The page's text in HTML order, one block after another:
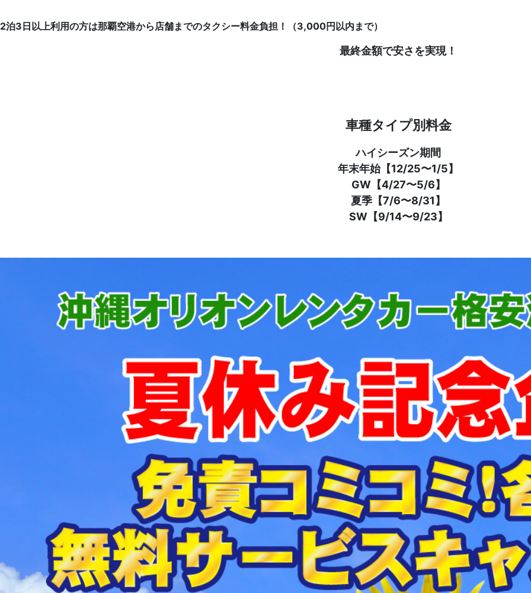
2泊3日以上利用の方は那覇空港から店舗までのタクシー料金負担！（3,000円以内まで）
最終金額で安さを実現！
車種タイプ別料金
ハイシーズン期間
年末年始【12/25〜1/5】
GW【4/27〜5/6】
夏季【7/6〜8/31】
SW【9/14〜9/23】